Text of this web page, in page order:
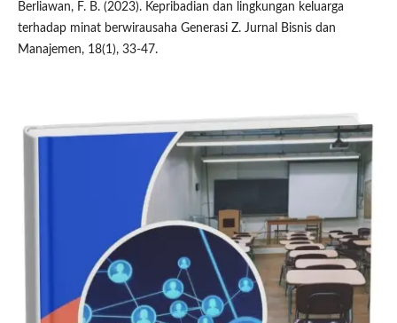
Berliawan, F. B. (2023). Kepribadian dan lingkungan keluarga
terhadap minat berwirausaha Generasi Z. Jurnal Bisnis dan
Manajemen, 18(1), 33-47.